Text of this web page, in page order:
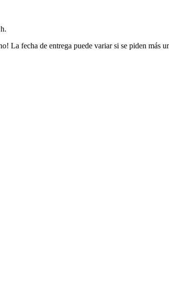
.
La fecha de entrega puede variar si se piden más